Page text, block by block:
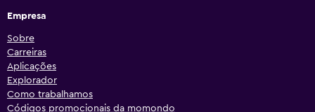
Empresa
Sobre
Carreiras
Aplicações
Explorador
Como trabalhamos
Códigos promocionais da momondo